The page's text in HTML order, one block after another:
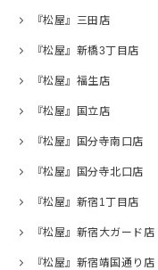
『松屋』三田店
『松屋』新橋3丁目店
『松屋』福生店
『松屋』国立店
『松屋』国分寺南口店
『松屋』国分寺北口店
『松屋』新宿1丁目店
『松屋』新宿大ガード店
『松屋』新宿靖国通り店